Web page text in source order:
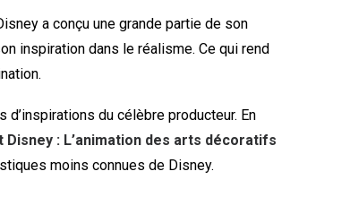
a conçu une grande partie de son
inspiration dans le réalisme. Ce qui rend
du célèbre producteur. En
Disney : L’animation des arts décoratifs
moins connues de Disney.